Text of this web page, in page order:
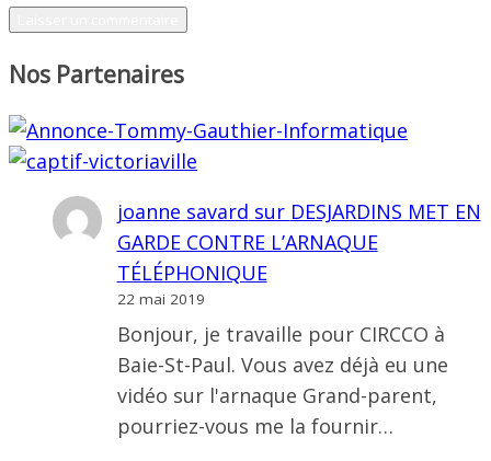
Nos Partenaires
joanne savard sur DESJARDINS MET EN
GARDE CONTRE L’ARNAQUE
TÉLÉPHONIQUE
22 mai 2019
Bonjour, je travaille pour CIRCCO à
Baie-St-Paul. Vous avez déjà eu une
vidéo sur l'arnaque Grand-parent,
pourriez-vous me la fournir…